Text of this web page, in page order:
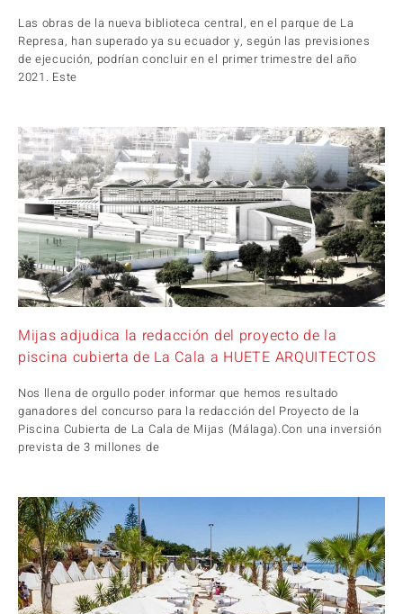
Las obras de la nueva biblioteca central, en el parque de La
Represa, han superado ya su ecuador y, según las previsiones
de ejecución, podrían concluir en el primer trimestre del año
2021. Este
Mijas adjudica la redacción del proyecto de la
piscina cubierta de La Cala a HUETE ARQUITECTOS
Nos llena de orgullo poder informar que hemos resultado
ganadores del concurso para la redacción del Proyecto de la
Piscina Cubierta de La Cala de Mijas (Málaga).Con una inversión
prevista de 3 millones de